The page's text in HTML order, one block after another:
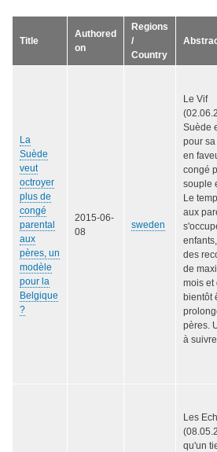
Title
Authored
on
Regions
/
Country
La
Suède
veut
octroyer
plus de
congé
parental
aux
pères, un
modèle
pour la
Belgique
?
2015-06-
08
sweden
Le Vif
Suède
pour
en
congé
souple
Le
aux
des
de
mois et
bientôt
pères.
à
Les
qu'un